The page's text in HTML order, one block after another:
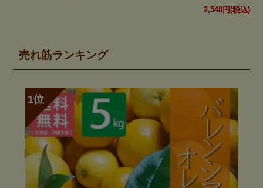
2,548円(税込)
売れ筋ランキング